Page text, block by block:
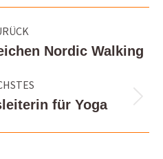
VorherigerNordic Walking
Nächster für Yoga